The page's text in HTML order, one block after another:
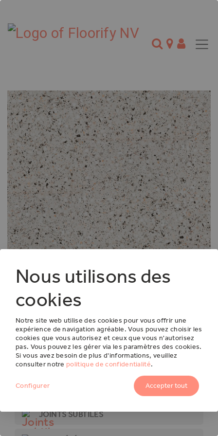
TERRAZZO
F024
JOINTS SUBTILES
Nous utilisons des
cookies
Notre site web utilise des cookies pour vous offrir une
expérience de navigation agréable. Vous pouvez choisir les
cookies que vous autorisez et ceux que vous n'autorisez
pas. Vous pouvez les gérer via les paramètres des cookies.
Si vous avez besoin de plus d'informations, veuillez
consulter notre politique de confidentialité.
Configurer Accepter tout